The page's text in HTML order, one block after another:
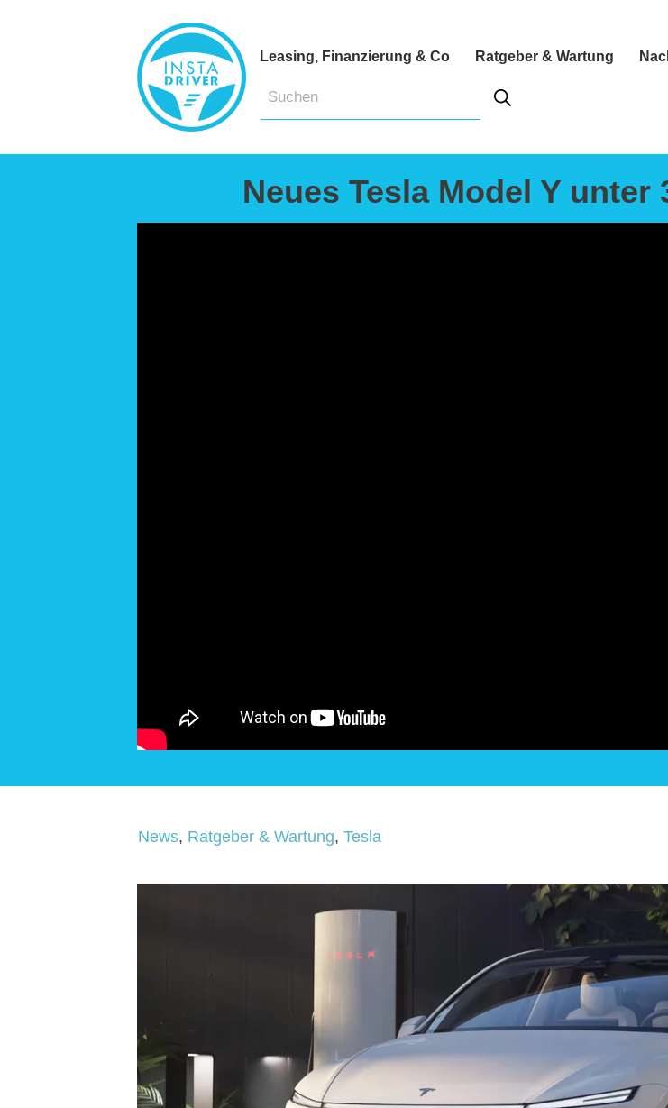
Leasing, Finanzierung & Co Ratgeber & Wartung
Neues Tesla Model Y unter
News, Ratgeber & Wartung, Tesla